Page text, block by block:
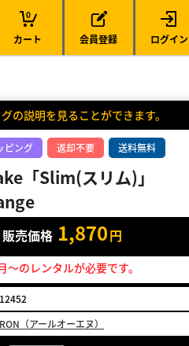
カート
0
会員登録 ログイン
の説明を見ることができます。
ピング 返却不要 送料無料
「Slim(スリム)」
販売価格 1,870円
～のレンタルが必要です。
12452
RON（アールオーエヌ）